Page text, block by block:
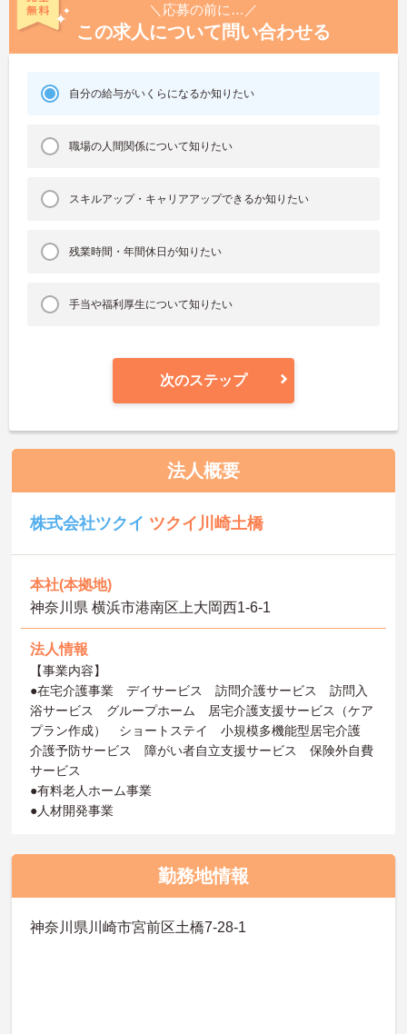
＼応募の前に…／
この求人について問い合わせる
自分の給与がいくらになるか知りたい
職場の人間関係について知りたい
スキルアップ・キャリアアップできるか知りたい
残業時間・年間休日が知りたい
手当や福利厚生について知りたい
次のステップ
法人概要
株式会社ツクイ ツクイ川崎土橋
本社(本拠地)
神奈川県 横浜市港南区上大岡西1-6-1
法人情報
【事業内容】
●在宅介護事業 デイサービス 訪問介護サービス 訪問入
浴サービス グループホーム 居宅介護支援サービス（ケア
プラン作成） ショートステイ 小規模多機能型居宅介護
介護予防サービス 障がい者自立支援サービス 保険外自費
サービス
●有料老人ホーム事業
●人材開発事業
勤務地情報
神奈川県川崎市宮前区土橋7-28-1